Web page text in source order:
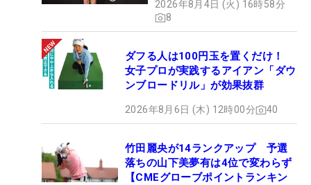
2026年8月4日 (火) 16時58分
8
ダフる人は100円玉を置くだけ！
女子プロが実践するアイアン「ダウ
ンブロードリル」が効果抜群
2026年8月6日 (木) 12時00分 40
竹田麗央が14ランクアップ 予選
落ちの山下美夢有は4位で変わらず
【CMEグローブポイントランキン